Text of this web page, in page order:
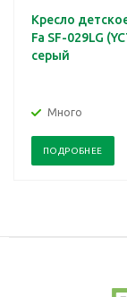
Кресло
Fa SF-029LG
серый
Много
ПОДРОБНЕЕ